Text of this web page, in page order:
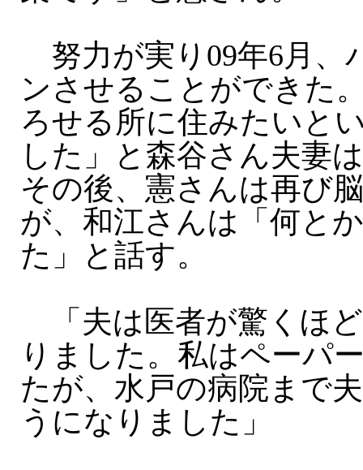
努力が実り09年6月、
ンさせることができた
ろせる所に住みたいと
した」と森谷さん夫妻
その後、憲さんは再び
が、和江さんは「何と
た」と話す。
「夫は医者が驚くほ
りました。私はペーパ
たが、水戸の病院まで
うになりました」